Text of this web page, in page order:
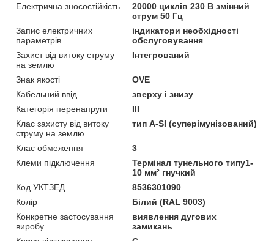
Електрична зносостійкість
20000 циклів 230 В змінний
струм 50 Гц
Запис електричних
параметрів
індикатори необхідності
обслуговування
Захист від витоку струму
на землю
Інтегрований
Знак якості
OVE
Кабельний ввід
зверху і знизу
Категорія перенапруги
ІІІ
Клас захисту від витоку
струму на землю
тип A-SI (суперімунізований)
Клас обмеження
3
Клеми підключення
Термінал тунельного типу1-
10 мм² гнучкий
Код УКТЗЕД
8536301090
Колір
Білий (RAL 9003)
Конкретне застосування
виробу
виявлення дугових
замикань